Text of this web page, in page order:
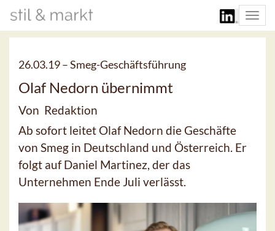
26.03.19 –Smeg-Geschäftsführung
Olaf Nedorn übernimmt
Von Redaktion
Ab sofort leitet Olaf Nedorn die Geschäfte
von Smeg in Deutschland und Österreich. Er
folgt auf Daniel Martinez, der das
Unternehmen Ende Juli verlässt.